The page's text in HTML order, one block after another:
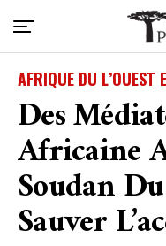
AFRIQUE DU L’OUEST
Des
Africaine
Soudan
Sauver